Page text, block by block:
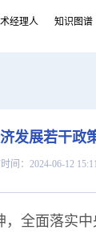
经理人 知识图谱
发展若干政
间：2024-06-12
全面落实